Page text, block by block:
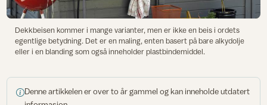
Dekkbeisen kommer i mange varianter, men er ikke en beis i ordets
egentlige betydning. Det er en maling, enten basert på bare alkydolje
eller i en blanding som også inneholder plastbindemiddel.
Denne artikkelen er over to år gammel og kan inneholde utdatert